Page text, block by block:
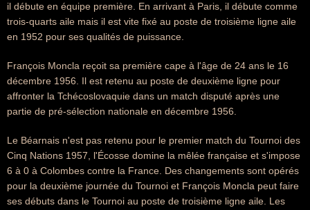
il débute en équipe première. En arrivant à Paris, il débute comme
trois-quarts aile mais il est vite fixé au poste de troisième ligne aile
en 1952 pour ses qualités de puissance.
François Moncla reçoit sa première cape à l'âge de 24 ans le 16
décembre 1956. Il est retenu au poste de deuxième ligne pour
affronter la Tchécoslovaquie dans un match disputé après une
partie de pré-sélection nationale en décembre 1956.
Le Béarnais n'est pas retenu pour le premier match du Tournoi des
Cinq Nations 1957, l'Écosse domine la mêlée française et s'impose
6 à 0 à Colombes contre la France. Des changements sont opérés
pour la deuxième journée du Tournoi et François Moncla peut faire
ses débuts dans le Tournoi au poste de troisième ligne aile. Les